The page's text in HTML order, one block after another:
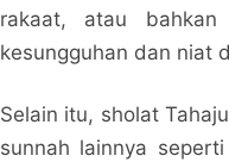
rakaat, atau
kesungguhan dan niat
Selain itu, sholat
sunnah lainnya